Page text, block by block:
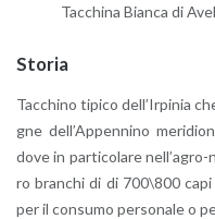
Tac­chi­na Bian­ca di
Sto­ria
Tac­chi­no ti­pi­co del­l’Ir­pi­nia
gne del­l’Ap­pen­ni­no
dove in par­ti­co­la­re
ro bran­chi di di 700\800
per il con­su­mo per­so­na­le o